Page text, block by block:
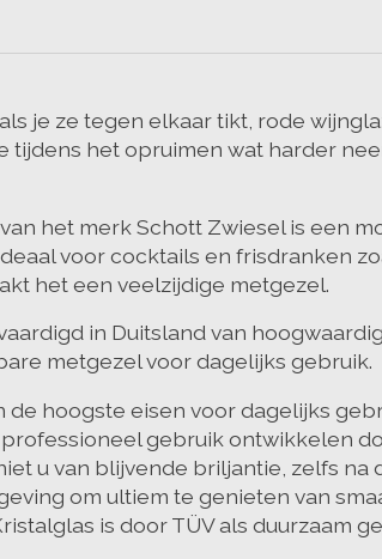
je ze tegen elkaar tikt, rode
tijdens het opruimen wat harder
het merk Schott Zwiesel is een
voor cocktails en frisdranken
het een veelzijdige metgezel.
in Duitsland van
metgezel voor dagelijks gebruik.
de hoogste eisen voor dagelijks
gebruik ontwikkelen
u van blijvende briljantie, zelfs
om ultiem te genieten van
is door TÜV als duurzaam